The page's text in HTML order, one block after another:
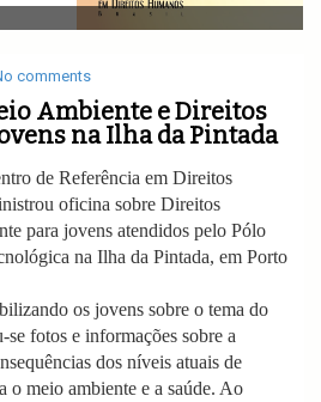
v
i
a
i
o
comments
Ambiente e Direitos
na Ilha da Pintada
de Referência em Direitos
oficina sobre Direitos
para jovens atendidos pelo Pólo
na Ilha da Pintada, em Porto
os jovens sobre o tema do
fotos e informações sobre a
dos níveis atuais de
o meio ambiente e a saúde. Ao